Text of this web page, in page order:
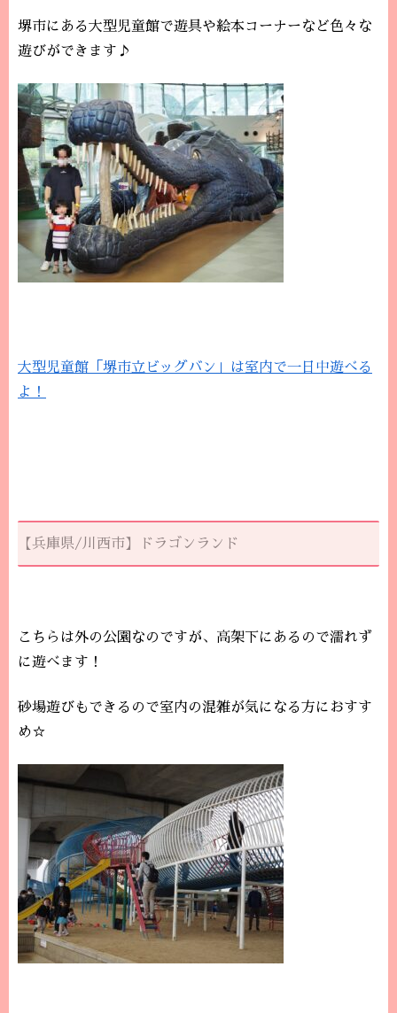
堺市にある大型児童館で遊具や絵本コーナーなど色々な
遊びができます♪
大型児童館「堺市立ビッグバン」は室内で一日中遊べる
よ！
【兵庫県/川西市】ドラゴンランド
こちらは外の公園なのですが、高架下にあるので濡れず
に遊べます！
砂場遊びもできるので室内の混雑が気になる方におすす
め☆